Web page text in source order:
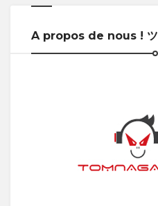
A propos de nous ! ツ